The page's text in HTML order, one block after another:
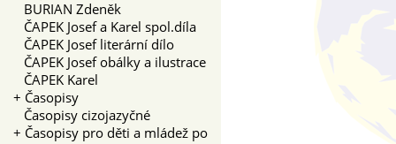
BURIAN Zdeněk
ČAPEK Josef a Karel spol.díla
ČAPEK Josef literární dílo
ČAPEK Josef obálky a ilustrace
ČAPEK Karel
+ Časopisy
Časopisy cizojazyčné
+ Časopisy pro děti a mládež po